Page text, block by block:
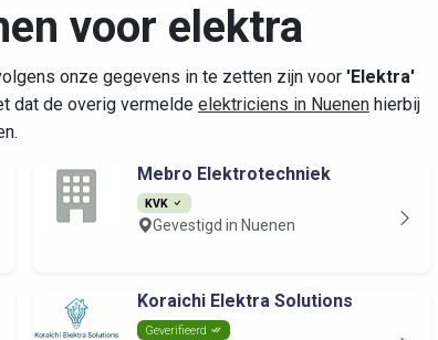
voor elektra
onze gegevens in te zetten zijn voor 'Elektra'
dat de overig vermelde elektriciens in Nuenen hierbij
Mebro Elektrotechniek
KVK
Gevestigd in Nuenen
Koraichi Elektra Solutions
Geverifieerd